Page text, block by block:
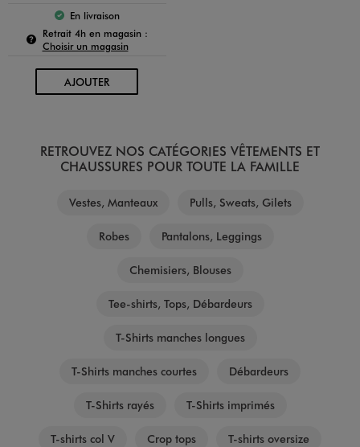
Le produit est disponible :
En livraison
Retrait 4h en magasin :Pour connaître la disponibilité de ce produit :
Choisir un magasin
AJOUTERAU PANIER
RETROUVEZ NOS CATÉGORIES VÊTEMENTS ET
CHAUSSURES POUR TOUTE LA FAMILLE
Vestes, Manteaux Pulls, Sweats, Gilets
Robes Pantalons, Leggings
Chemisiers, Blouses
Tee-shirts, Tops, Débardeurs
T-Shirts manches longues
T-Shirts manches courtes Débardeurs
T-Shirts rayés T-Shirts imprimés
T-shirts col V Crop tops T-shirts oversize